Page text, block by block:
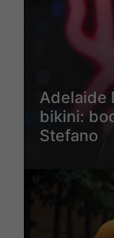
Adelaide
bikini:
Stefano